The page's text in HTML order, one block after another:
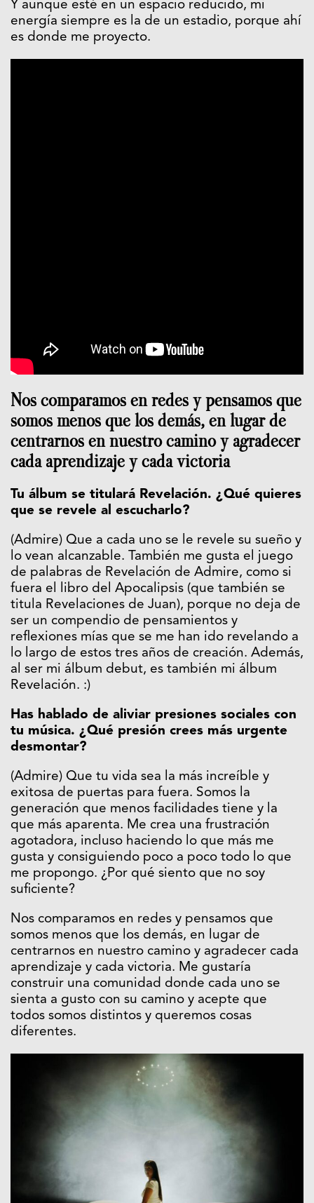
Y aunque esté en un espacio reducido, mi
energía siempre es la de un estadio, porque ahí
es donde me proyecto.
Nos comparamos en redes y pensamos que
somos menos que los demás, en lugar de
centrarnos en nuestro camino y agradecer
cada aprendizaje y cada victoria
Tu álbum se titulará Revelación. ¿Qué quieres
que se revele al escucharlo?
(Admire) Que a cada uno se le revele su sueño y
lo vean alcanzable. También me gusta el juego
de palabras de Revelación de Admire, como si
fuera el libro del Apocalipsis (que también se
titula Revelaciones de Juan), porque no deja de
ser un compendio de pensamientos y
reflexiones mías que se me han ido revelando a
lo largo de estos tres años de creación. Además,
al ser mi álbum debut, es también mi álbum
Revelación. :)
Has hablado de aliviar presiones sociales con
tu música. ¿Qué presión crees más urgente
desmontar?
(Admire) Que tu vida sea la más increíble y
exitosa de puertas para fuera. Somos la
generación que menos facilidades tiene y la
que más aparenta. Me crea una frustración
agotadora, incluso haciendo lo que más me
gusta y consiguiendo poco a poco todo lo que
me propongo. ¿Por qué siento que no soy
suficiente?
Nos comparamos en redes y pensamos que
somos menos que los demás, en lugar de
centrarnos en nuestro camino y agradecer cada
aprendizaje y cada victoria. Me gustaría
construir una comunidad donde cada uno se
sienta a gusto con su camino y acepte que
todos somos distintos y queremos cosas
diferentes.